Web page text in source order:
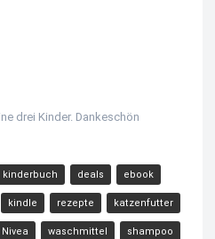
drei Kinder. Dankeschön
kinderbuch deals ebook
kindle rezepte katzenfutter
Nivea waschmittel shampoo